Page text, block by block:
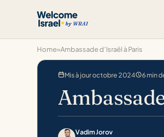
Home»Ambassade d’Israël à Paris
Mis à jour octobre 2024 6 min
Vadim Jorov